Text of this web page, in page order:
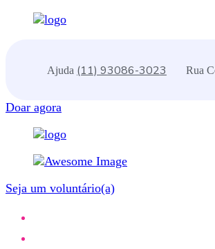
Ajuda (11) 93086-3023 Rua
Doar agora
Seja um voluntário(a)